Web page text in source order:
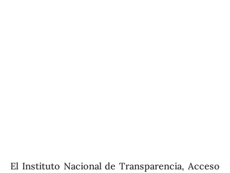
El Instituto Nacional de Transparencia, Acceso